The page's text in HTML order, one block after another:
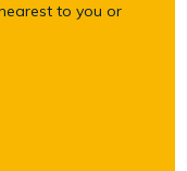
to you or